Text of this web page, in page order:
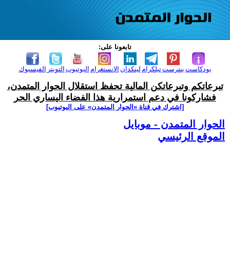
تابعونا على:
الفيسبوك التويتر اليوتيوب الانستغرام لينكدإن تيلكرامبنترست بودكاست
تبرعاتكم وتبرعاتكن المالية تحفظ استقلال الحوار المتمدن،
فشاركونا في دعم استمرارية هذا الفضاء اليساري الحر
[اشترك في قناة ‫«الحوار المتمدن» على اليوتيوب]
الحوار المتمدن - موبايل
الموقع الرئيسي